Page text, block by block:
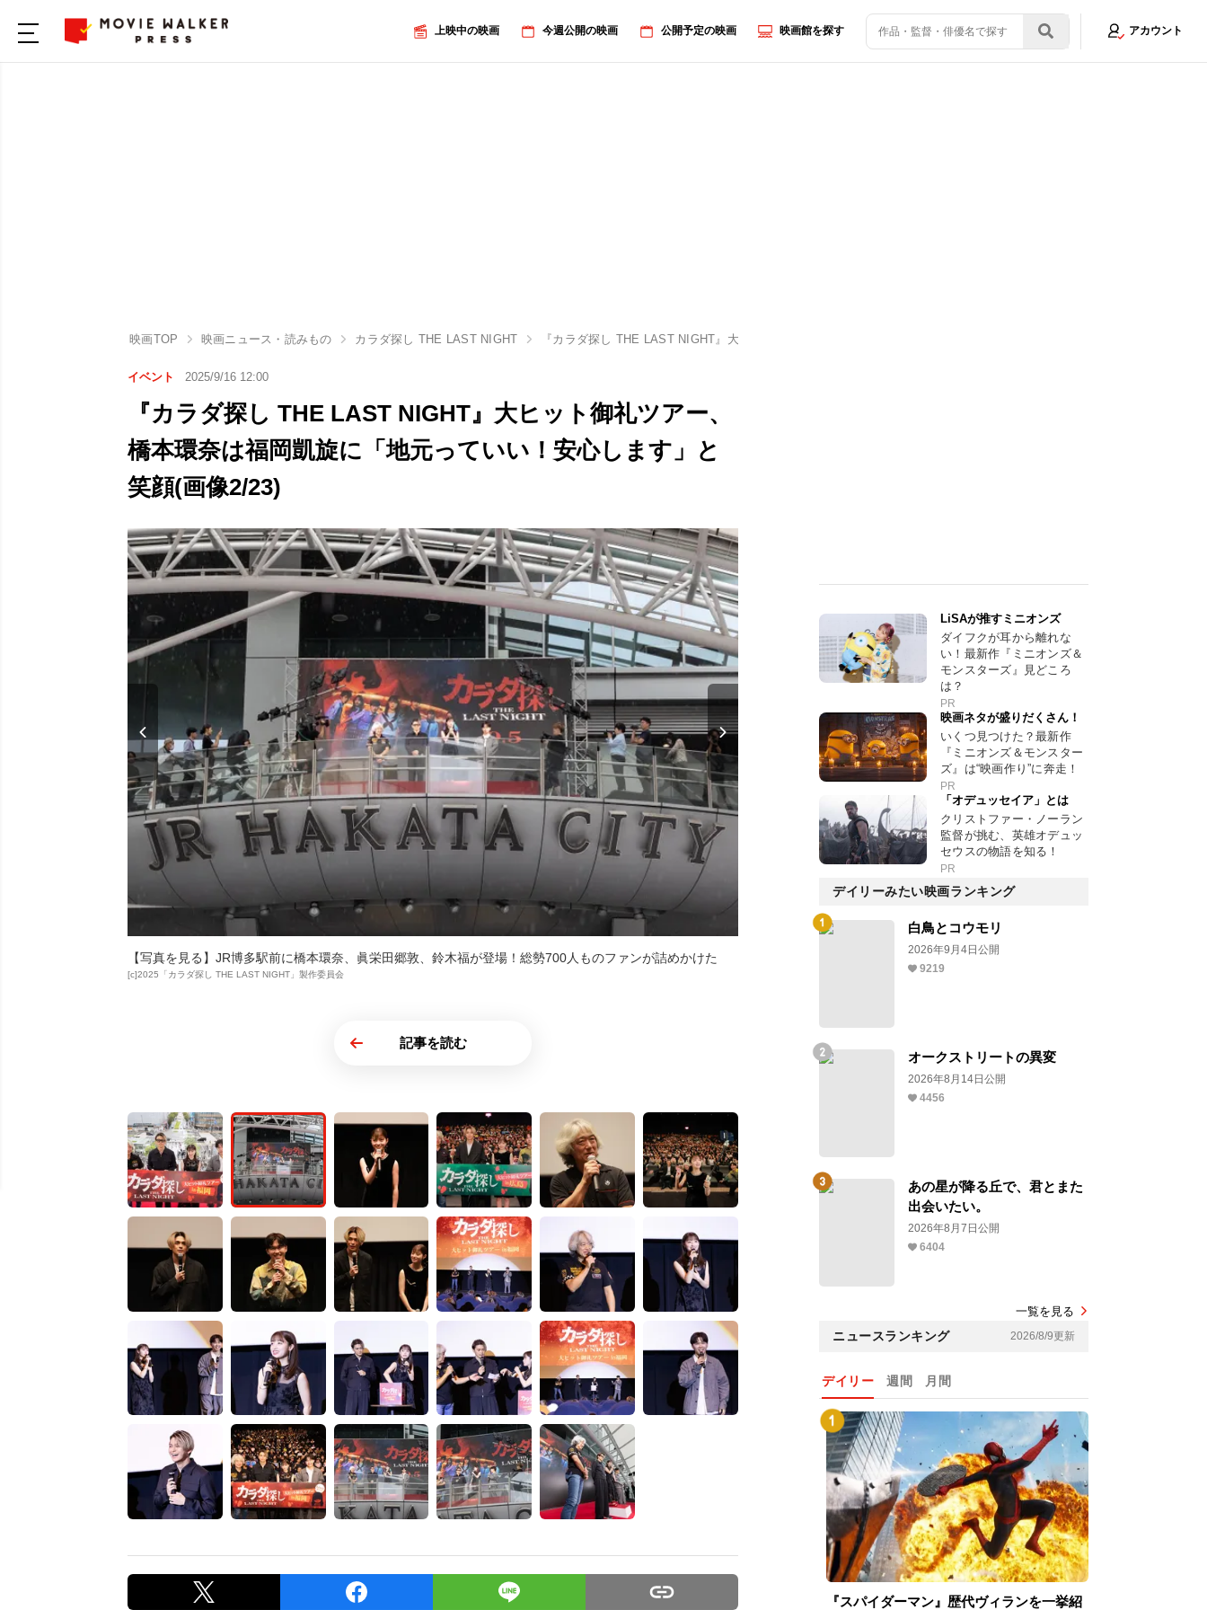
上映中の映画 今週公開の映画 公開予定の映画 映画館を探す アカウント
映画TOP 映画ニュース・読みもの カラダ探し THE LAST NIGHT 『カラダ探し THE LAST NIGHT』大ヒット御礼ツアー、橋本環奈は福岡凱旋に「地元っていい！安心します」と笑顔
イベント 2025/9/16 12:00
『カラダ探し THE LAST NIGHT』大ヒット御礼ツアー、
橋本環奈は福岡凱旋に「地元っていい！安心します」と
笑顔(画像2/23)
【写真を見る】JR博多駅前に橋本環奈、眞栄田郷敦、鈴木福が登場！総勢700人ものファンが詰めかけた
[c]2025「カラダ探し THE LAST NIGHT」製作委員会
記事を読む
LiSAが推すミニオンズ
ダイフクが耳から離れな
い！最新作『ミニオンズ＆
モンスターズ』見どころ
は？
PR
映画ネタが盛りだくさん！
いくつ見つけた？最新作
『ミニオンズ＆モンスター
ズ』は“映画作り”に奔走！
PR
「オデュッセイア」とは
クリストファー・ノーラン
監督が挑む、英雄オデュッ
セウスの物語を知る！
PR
デイリーみたい映画ランキング
白鳥とコウモリ
2026年9月4日公開
9219
オークストリートの異変
2026年8月14日公開
4456
あの星が降る丘で、君とまた
出会いたい。
2026年8月7日公開
6404
一覧を見る
ニュースランキング 2026/8/9更新
デイリー 週間 月間
『スパイダーマン』歴代ヴィランを一挙紹